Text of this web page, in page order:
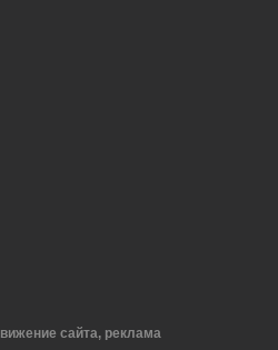
сайта, реклама